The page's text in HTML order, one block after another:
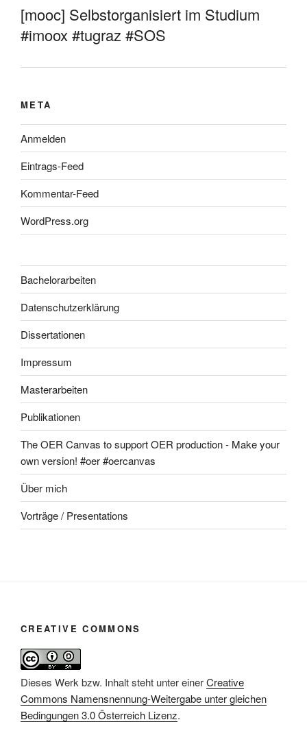
[mooc] Selbstorganisiert im Studium
#imoox #tugraz #SOS
META
Anmelden
Eintrags-Feed
Kommentar-Feed
WordPress.org
Bachelorarbeiten
Datenschutzerklärung
Dissertationen
Impressum
Masterarbeiten
Publikationen
The OER Canvas to support OER production - Make your
own version! #oer #oercanvas
Über mich
Vorträge / Presentations
CREATIVE COMMONS
Dieses Werk bzw. Inhalt steht unter einerCreative
Commons Namensnennung-Weitergabe unter gleichen
Bedingungen 3.0 Österreich Lizenz.